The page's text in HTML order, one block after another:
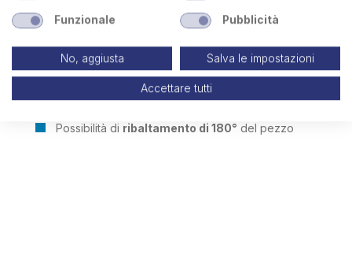
Possibilità di ribaltamento di 180° del pezzo
Funzionale Pubblicità
No, aggiusta Salva le impostazioni
Accettare tutti